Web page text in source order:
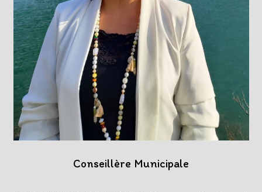
Conseillère Municipale